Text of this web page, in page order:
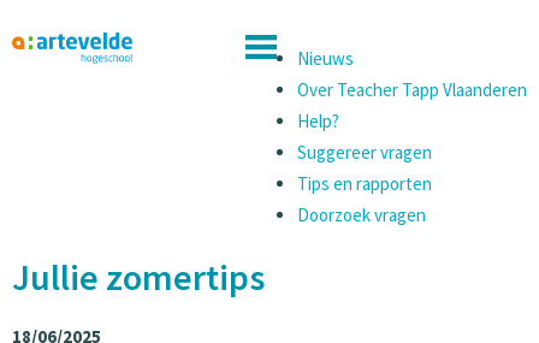
Nieuws
Over Teacher Tapp Vlaanderen
Help?
Suggereer vragen
Tips en rapporten
Doorzoek vragen
Jullie zomertips
18/06/2025